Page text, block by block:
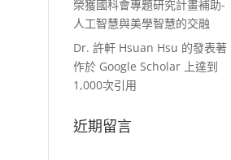
榮獲國科會專題研究計畫補助-
人工智慧與美學智慧的交融
Dr. 許軒 Hsuan Hsu 的發表著
作於 Google Scholar 上達到
1,000次引用
近期留言